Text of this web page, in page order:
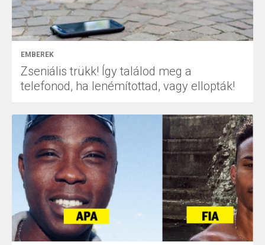
EMBEREK
Zseniális trükk! Így találod meg a
telefonod, ha lenémítottad, vagy ellopták!